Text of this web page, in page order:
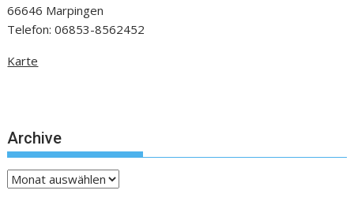
66646 Marpingen
Telefon: 06853-8562452
Karte
Archive
Archive